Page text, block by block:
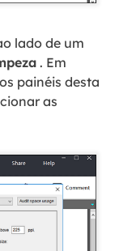
lado de um
. Em
painéis desta
as